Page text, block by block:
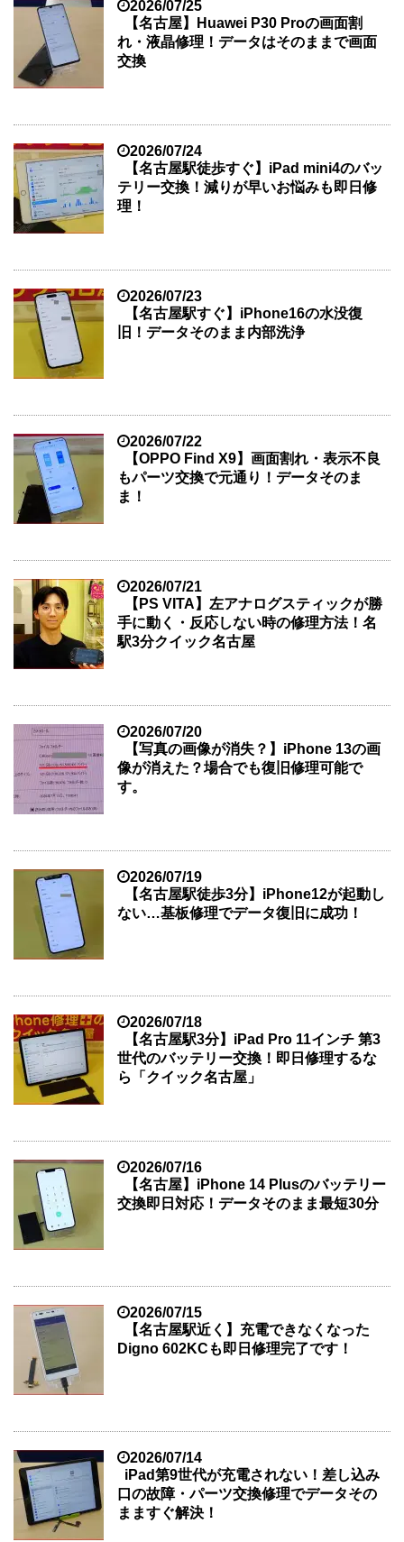
2026/07/25
【名古屋】Huawei P30 Proの画面割
れ・液晶修理！データはそのままで画面
交換
2026/07/24
【名古屋駅徒歩すぐ】iPad mini4のバッ
テリー交換！減りが早いお悩みも即日修
理！
2026/07/23
【名古屋駅すぐ】iPhone16の水没復
旧！データそのまま内部洗浄
2026/07/22
【OPPO Find X9】画面割れ・表示不良
もパーツ交換で元通り！データそのま
ま！
2026/07/21
【PS VITA】左アナログスティックが勝
手に動く・反応しない時の修理方法！名
駅3分クイック名古屋
2026/07/20
【写真の画像が消失？】iPhone 13の画
像が消えた？場合でも復旧修理可能で
す。
2026/07/19
【名古屋駅徒歩3分】iPhone12が起動し
ない…基板修理でデータ復旧に成功！
2026/07/18
【名古屋駅3分】iPad Pro 11インチ 第3
世代のバッテリー交換！即日修理するな
ら「クイック名古屋」
2026/07/16
【名古屋】iPhone 14 Plusのバッテリー
交換即日対応！データそのまま最短30分
2026/07/15
【名古屋駅近く】充電できなくなった
Digno 602KCも即日修理完了です！
2026/07/14
iPad第9世代が充電されない！差し込み
口の故障・パーツ交換修理でデータその
まますぐ解決！